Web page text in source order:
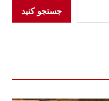
جستجو کنید